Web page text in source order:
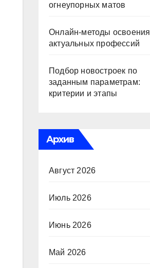
огнеупорных матов
Онлайн-методы освоения
актуальных профессий
Подбор новостроек по
заданным параметрам:
критерии и этапы
Архив
Август 2026
Июль 2026
Июнь 2026
Май 2026